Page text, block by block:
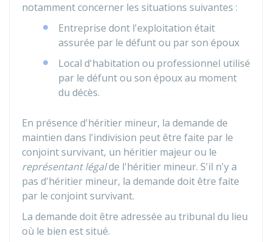
notamment concerner les situations suivantes :
Entreprise dont l'exploitation était
assurée par le défunt ou par son époux
Local d'habitation ou professionnel utilisé
par le défunt ou son époux au moment
du décès.
En présence d'héritier mineur, la demande de
maintien dans l'indivision peut être faite par le
conjoint survivant, un héritier majeur ou le
représentant légalde l'héritier mineur. S'il n'y a
pas d'héritier mineur, la demande doit être faite
par le conjoint survivant.
La demande doit être adressée au tribunal du lieu
où le bien est situé.